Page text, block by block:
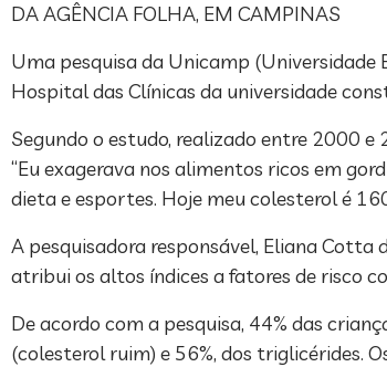
DA AGÊNCIA FOLHA, EM CAMPINAS
Uma pesquisa da Unicamp (Universidade
Hospital das Clínicas da universidade
Segundo o estudo, realizado entre 2000 e
“Eu exagerava nos alimentos ricos em
dieta e esportes. Hoje meu colesterol é
A pesquisadora responsável, Eliana Cotta
atribui os altos índices a fatores de risco
De acordo com a pesquisa, 44% das
(colesterol ruim) e 56%, dos triglicérides.